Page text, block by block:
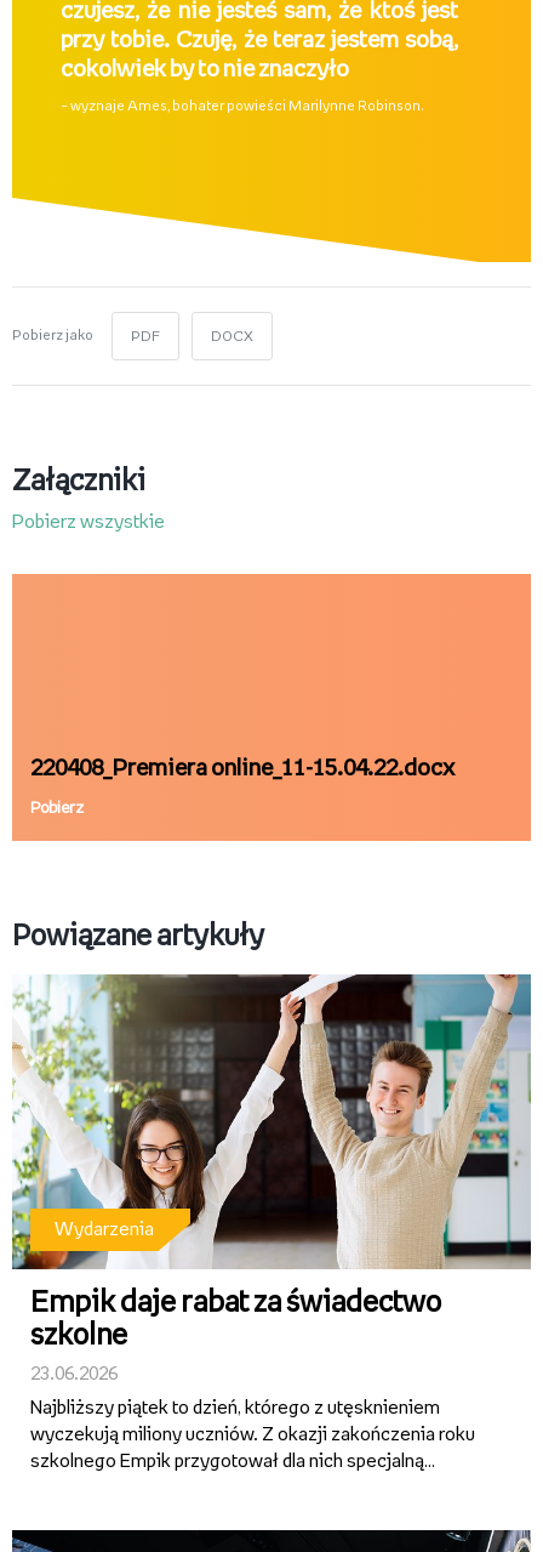
czujesz, że nie jesteś sam, że ktoś jest
przy tobie. Czuję, że teraz jestem sobą,
cokolwiek by to nie znaczyło
– wyznaje Ames, bohater powieści Marilynne Robinson.
Pobierz jako PDF DOCX
Załączniki
Pobierz wszystkie
220408_Premiera online_11-15.04.22.docx
Pobierz
Powiązane artykuły
Wydarzenia
Empik daje rabat za świadectwo
szkolne
23.06.2026
Najbliższy piątek to dzień, którego z utęsknieniem
wyczekują miliony uczniów. Z okazji zakończenia roku
szkolnego Empik przygotował dla nich specjalną
w rubryce z...